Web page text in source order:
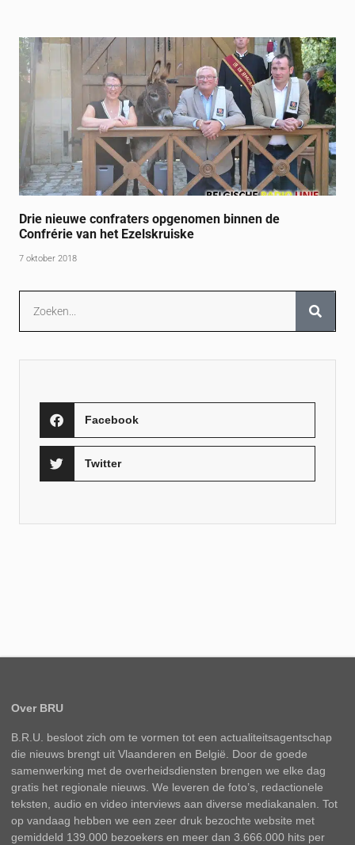
Drie nieuwe confraters opgenomen binnen de
Confrérie van het Ezelskruiske
7 oktober 2018
Facebook
Twitter
Over BRU
B.R.U. besloot zich om te vormen tot een actualiteitsagentschap
die nieuws brengt uit Vlaanderen en België. Door de goede
samenwerking met de overheidsdiensten brengen we elke dag
gratis het regionale nieuws. We leveren de foto’s, redactionele
teksten, audio en video interviews aan diverse mediakanalen. Tot
op vandaag hebben we een zeer druk bezochte website met
gemiddeld 139.000 bezoekers en meer dan 3.666.000 hits per